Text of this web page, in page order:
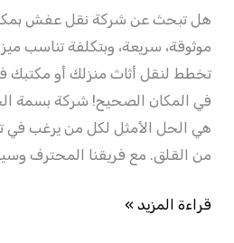
هل تبحث عن شركة نقل عفش
موثوقة، سريعة، وبتكلفة تناسب
تخطط لنقل أثاث منزلك أو مكتبك
في المكان الصحيح! شركة بسمة
هي الحل الأمثل لكل من يرغب في
من القلق. مع فريقنا المحترف
قراءة المزيد »